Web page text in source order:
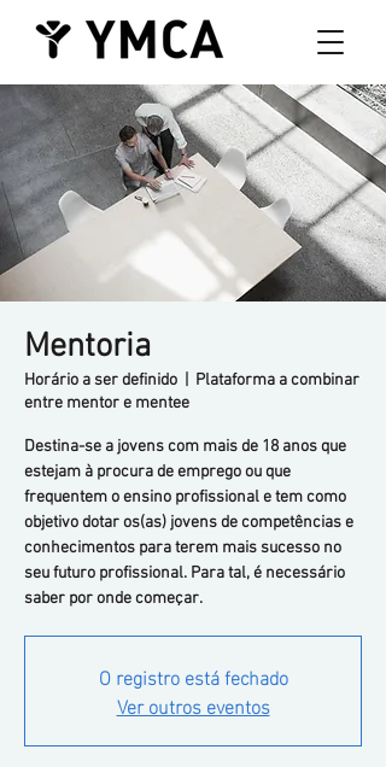
Mentoria
Horário a ser definido
Plataforma a combinar
entre mentor e mentee
Destina-se a jovens com mais de 18 anos que
estejam à procura de emprego ou que
frequentem o ensino profissional e tem como
objetivo dotar os(as) jovens de competências e
conhecimentos para terem mais sucesso no
seu futuro profissional. Para tal, é necessário
saber por onde começar.
O registro está fechado
Ver outros eventos